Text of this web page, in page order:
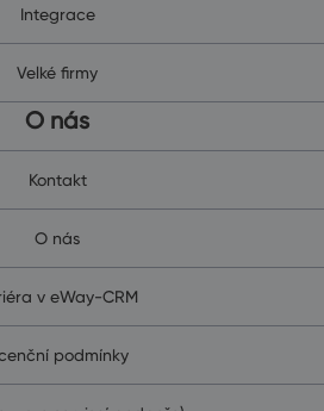
Integrace
Velké firmy
O nás
Kontakt
O nás
v eWay-CRM
podmínky